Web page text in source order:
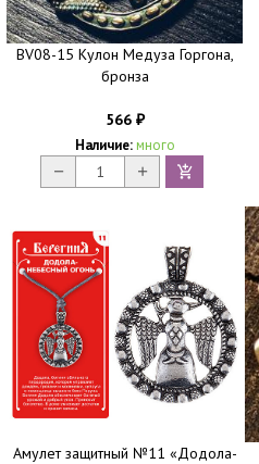
BV08-15 Кулон Медуза Горгона,
бронза
566 ₽
Наличие: много
Амулет защитный №11 «Додола-